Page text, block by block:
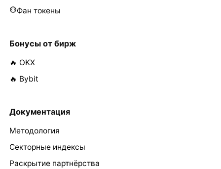
Фан токены
Бонусы от бирж
🔥 OKX
🔥 Bybit
Документация
Методология
Секторные индексы
Раскрытие партнёрства